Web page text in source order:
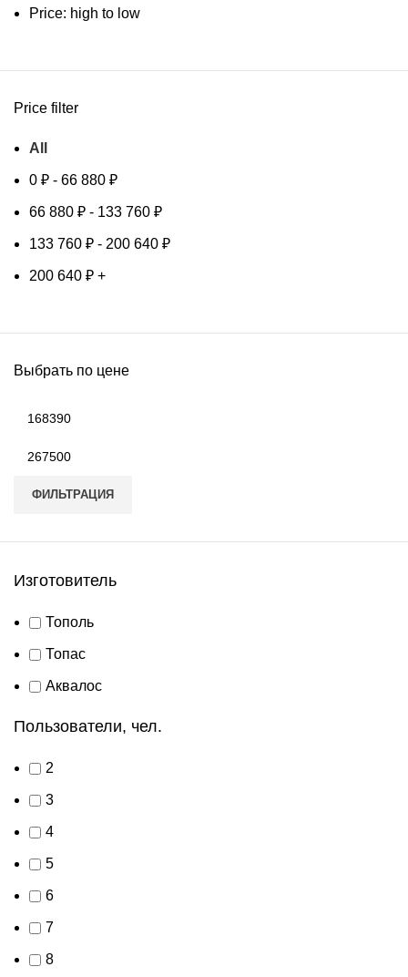
Price: high to low
Price filter
All
0 ₽ - 66 880 ₽
66 880 ₽ - 133 760 ₽
133 760 ₽ - 200 640 ₽
200 640 ₽ +
Выбрать по цене
ФИЛЬТРАЦИЯ
Изготовитель
Тополь
Топас
Аквалос
Пользователи, чел.
2
3
4
5
6
7
8